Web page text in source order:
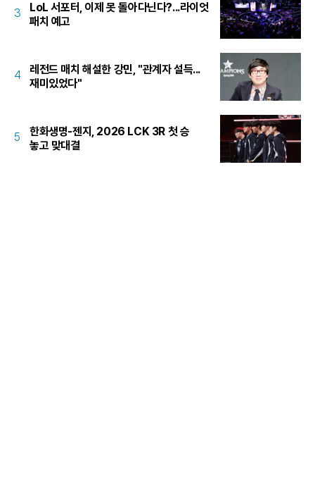
3
LoL 서포터, 이제 못 돌아다닌다?...라이엇
패치 예고
4
레전드 매치 해설한 강민, "관계자 설득...
재미있었다"
5
한화생명-젠지, 2026 LCK 3R 첫 승
놓고 맞대결